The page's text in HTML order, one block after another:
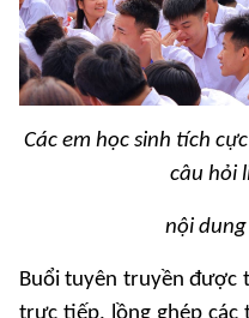
Các em học sinh tích
câu hỏi
nội
Buổi tuyên truyền được